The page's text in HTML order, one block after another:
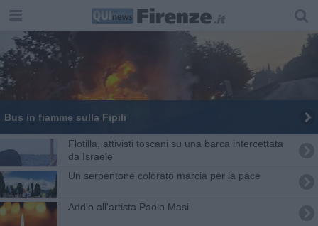
Bus in fiamme sulla Fipili
Flotilla, attivisti toscani su una barca intercettata
da Israele
Un serpentone colorato marcia per la pace
Addio all'artista Paolo Masi